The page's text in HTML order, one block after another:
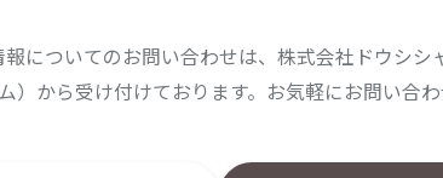
についてのお問い合わせは、株式会社ドウシシ
）から受け付けております。お気軽にお問い合わ